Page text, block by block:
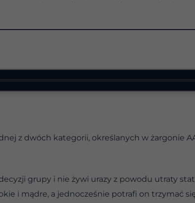
z dwóch kategorii, określanych w żargonie
grupy i nie żywi urazy z powodu utraty
i mądre, a jednocześnie potrafi on trzymać